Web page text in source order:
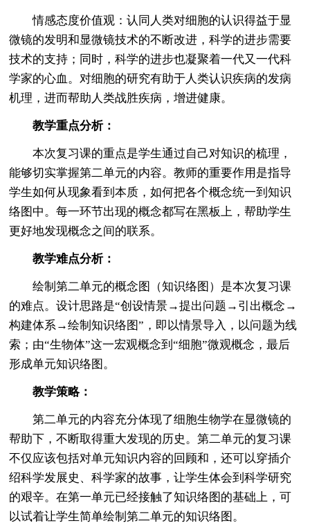
情感态度价值观：认同人类对细胞的认识得益于显
微镜的发明和显微镜技术的不断改进，科学的进步需要
技术的支持；同时，科学的进步也凝聚着一代又一代科
学家的心血。对细胞的研究有助于人类认识疾病的发病
机理，进而帮助人类战胜疾病，增进健康。
教学重点分析：
本次复习课的重点是学生通过自己对知识的梳理，
能够切实掌握第二单元的内容。教师的重要作用是指导
学生如何从现象看到本质，如何把各个概念统一到知识
络图中。每一环节出现的概念都写在黑板上，帮助学生
更好地发现概念之间的联系。
教学难点分析：
绘制第二单元的概念图（知识络图）是本次复习课
的难点。设计思路是“创设情景→提出问题→引出概念→
构建体系→绘制知识络图”，即以情景导入，以问题为线
索；由“生物体”这一宏观概念到“细胞”微观概念，最后
形成单元知识络图。
教学策略：
第二单元的内容充分体现了细胞生物学在显微镜的
帮助下，不断取得重大发现的历史。第二单元的复习课
不仅应该包括对单元知识内容的回顾和，还可以穿插介
绍科学发展史、科学家的故事，让学生体会到科学研究
的艰辛。在第一单元已经接触了知识络图的基础上，可
以试着让学生简单绘制第二单元的知识络图。